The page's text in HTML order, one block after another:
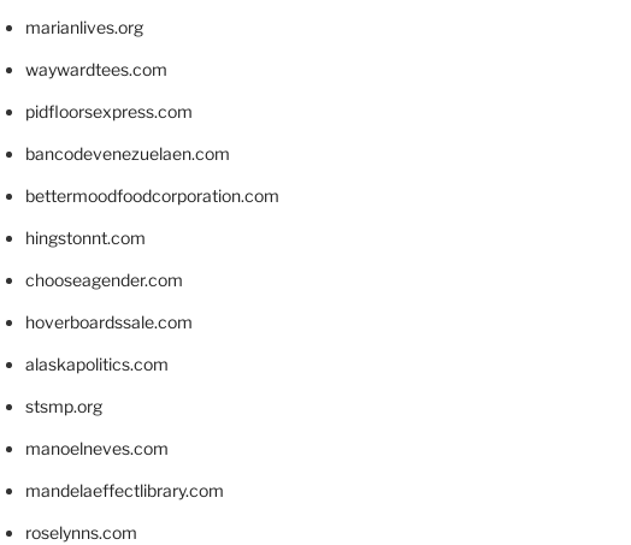
marianlives.org
waywardtees.com
pidfloorsexpress.com
bancodevenezuelaen.com
bettermoodfoodcorporation.com
hingstonnt.com
chooseagender.com
hoverboardssale.com
alaskapolitics.com
stsmp.org
manoelneves.com
mandelaeffectlibrary.com
roselynns.com